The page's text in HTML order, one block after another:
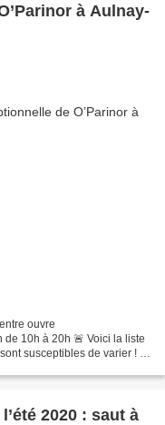
à Aulnay-
ouvre
10h à 20h 🚨 Voici la liste
susceptibles de varier ! -
2020 : saut à